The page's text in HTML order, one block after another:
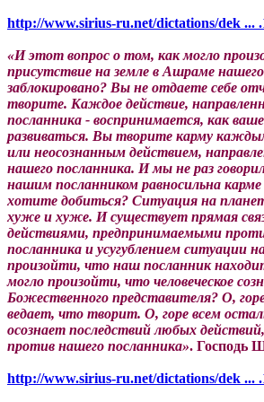
http://www.sirius-ru.net/dictations/dek ...
«И этот вопрос о том, как могло
присутствие на земле в Ашраме
заблокировано? Вы не отдаете себе
творите. Каждое действие,
посланника - воспринимается, как
развиваться. Вы творите карму
или неосознанным действием,
нашего посланника. И мы не раз
нашим посланником равносильна
хотите добиться? Ситуация на
хуже и хуже. И существует прямая
действиями, предпринимаемыми
посланника и усугублением ситуации
произойти, что наш посланник
могло произойти, что человеческое
Божественного представителя? О,
ведает, что творит. О, горе всем
осознает последствий любых
против нашего посланника». Господь
http://www.sirius-ru.net/dictations/dek ...